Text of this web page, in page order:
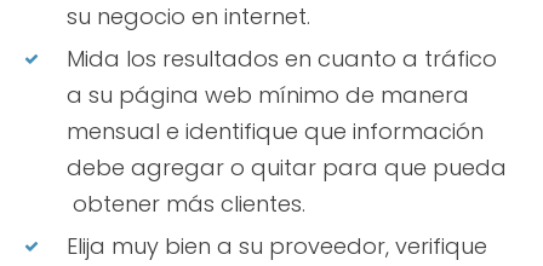
su negocio en internet.
Mida los resultados en cuanto a tráfico
a su página web mínimo de manera
mensual e identifique que información
debe agregar o quitar para que pueda
obtener más clientes.
Elija muy bien a su proveedor, verifique